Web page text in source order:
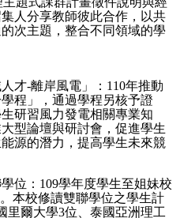
人分享教師彼此合作，以共
次主題，整合不同領域的學
才-離岸風電」：110年推動
程」，通過學程另核予證
研習風力發電相關專業知
型論壇與研討會，促進學生
源的潛力，提高學生未來競
位：109學年度學生至姐妹校
本校修讀雙聯學位之學生計
里爾大學3位、泰國亞洲理工